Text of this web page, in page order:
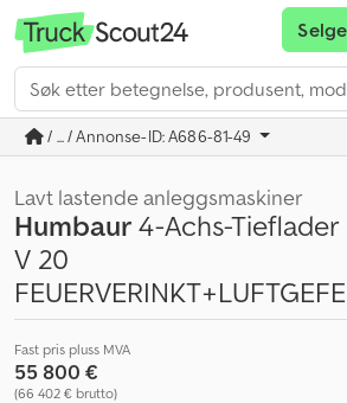
Selge
/ ... / Annonse-ID: A686-81-49
Lavt lastende anleggsmaskiner
Humbaur4-Achs-Tieflader
V 20
Fast pris pluss MVA
55 800 €
(66 402 € brutto)